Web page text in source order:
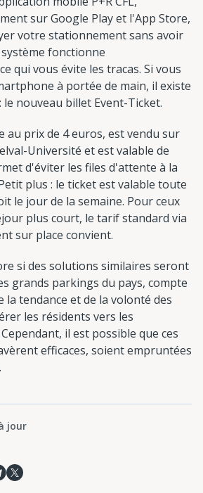
sur Google Play et l'App Store,
votre stationnement sans avoir
fonctionne
qui vous évite les tracas. Si vous
à portée de main, il existe
nouveau billet Event-Ticket.
au prix de 4 euros, est vendu sur
Université et est valable de
d'éviter les files d'attente à la
plus : le ticket est valable toute
le jour de la semaine. Pour ceux
plus court, le tarif standard via
sur place convient.
si des solutions similaires seront
grands parkings du pays, compte
tendance et de la volonté des
les résidents vers les
il est possible que ces
efficaces, soient empruntées
jour